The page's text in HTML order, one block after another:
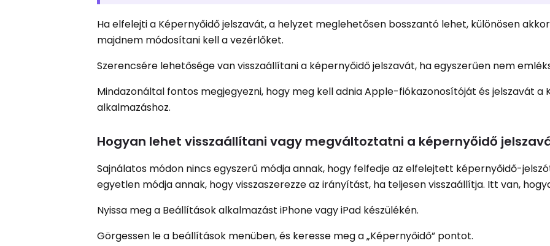
Ha elfelejti a Képernyőidő jelszavát, a helyzet meglehetősen bosszantó lehet, különösen
majdnem módosítani kell a vezérlőket.
Szerencsére lehetősége van visszaállítani a képernyőidő jelszavát, ha egyszerűen nem
Mindazonáltal fontos megjegyezni, hogy meg kell adnia Apple-fiókazonosítóját és jelszavát a
alkalmazáshoz.
Hogyan lehet visszaállítani vagy megváltoztatni a képernyőidő
Sajnálatos módon nincs egyszerű módja annak, hogy felfedje az elfelejtett képernyőidő-
egyetlen módja annak, hogy visszaszerezze az irányítást, ha teljesen visszaállítja. Itt van,
Nyissa meg a Beállítások alkalmazást iPhone vagy iPad készülékén.
Görgessen le a beállítások menüben, és keresse meg a „Képernyőidő” pontot.